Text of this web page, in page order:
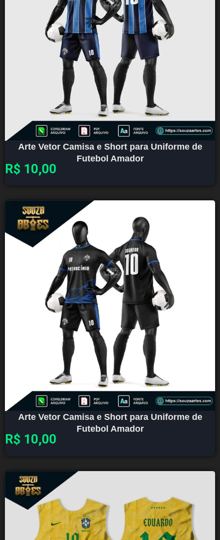
Arte Vetor Camisa e Short para Uniforme de
Futebol Amador
R$ 10,00
Arte Vetor Camisa e Short para Uniforme de
Futebol Amador
R$ 10,00